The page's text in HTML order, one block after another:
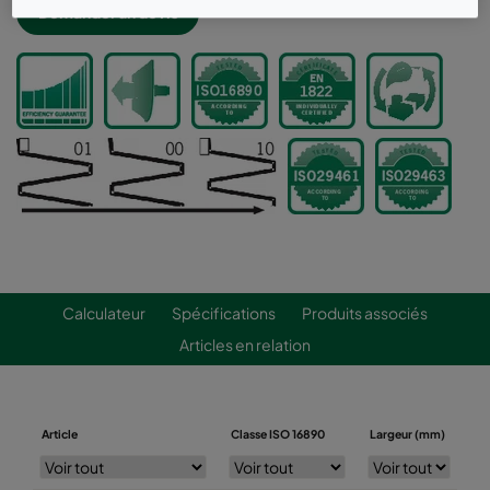
Calculateur Spécifications
Produits associés
Articles en relation
Article Classe ISO 16890 Largeur (mm)